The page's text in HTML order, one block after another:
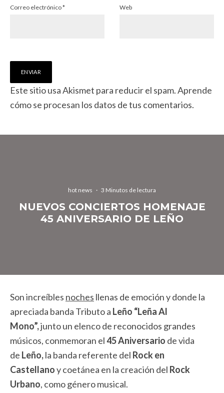
Correo electrónico* Web
Este sitio usa Akismet para reducir el spam.Aprende
cómo se procesan los datos de tus comentarios.
hot news · 3 Minutos de lectura
NUEVOS CONCIERTOS HOMENAJE
45 ANIVERSARIO DE LEÑO
Son increíbles noches llenas de emoción y donde la
apreciada banda Tributo a Leño “Leña Al
Mono”,junto un elenco de reconocidos grandes
músicos, conmemoran el45 Aniversario de vida
de Leño,la banda referente del Rock en
Castellanoy coetánea en la creación del Rock
Urbano, como género musical.